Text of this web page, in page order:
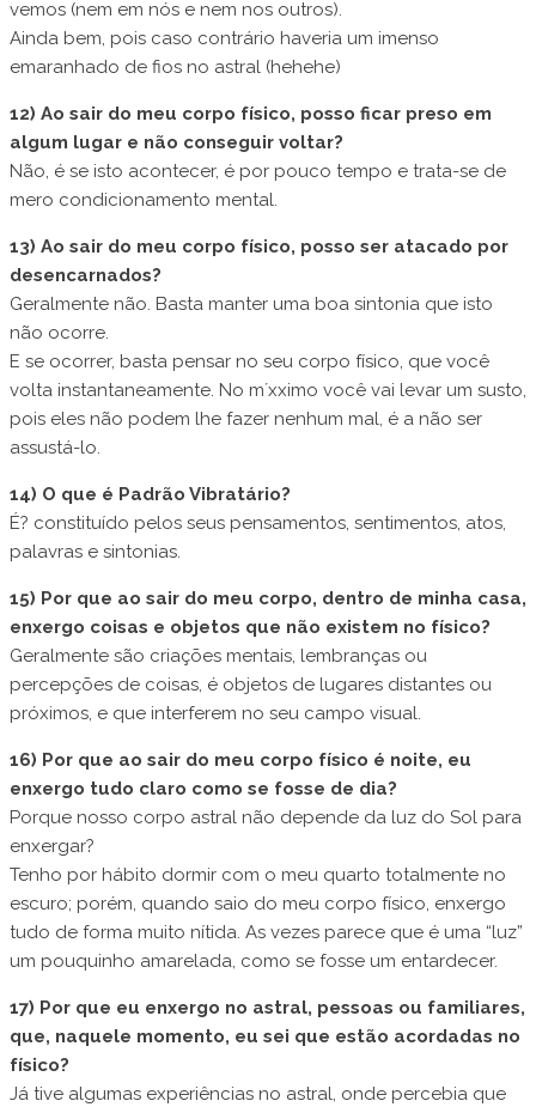
vemos (nem em nós e nem nos outros).
Ainda bem, pois caso contrário haveria um imenso
emaranhado de fios no astral (hehehe)
12) Ao sair do meu corpo físico, posso ficar preso em
algum lugar e não conseguir voltar?
Não, é se isto acontecer, é por pouco tempo e trata-se de
mero condicionamento mental.
13) Ao sair do meu corpo físico, posso ser atacado por
desencarnados?
Geralmente não. Basta manter uma boa sintonia que isto
não ocorre.
E se ocorrer, basta pensar no seu corpo físico, que você
volta instantaneamente. No m´xximo você vai levar um susto,
pois eles não podem lhe fazer nenhum mal, é a não ser
assustá-lo.
14) O que é Padrão Vibratário?
É? constituído pelos seus pensamentos, sentimentos, atos,
palavras e sintonias.
15) Por que ao sair do meu corpo, dentro de minha casa,
enxergo coisas e objetos que não existem no físico?
Geralmente são criações mentais, lembranças ou
percepções de coisas, é objetos de lugares distantes ou
próximos, e que interferem no seu campo visual.
16) Por que ao sair do meu corpo físico é noite, eu
enxergo tudo claro como se fosse de dia?
Porque nosso corpo astral não depende da luz do Sol para
enxergar?
Tenho por hábito dormir com o meu quarto totalmente no
escuro; porém, quando saio do meu corpo físico, enxergo
tudo de forma muito nítida. As vezes parece que é uma “luz”
um pouquinho amarelada, como se fosse um entardecer.
17) Por que eu enxergo no astral, pessoas ou familiares,
que, naquele momento, eu sei que estão acordadas no
físico?
Já tive algumas experiências no astral, onde percebia que